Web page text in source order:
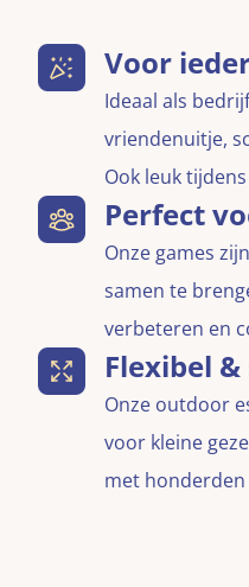
Voor
Ideaal als
vriendenuitje,
Ook leuk
Perfect
Onze games
samen te
verbeteren en
Flexibel
Onze outdoor
voor kleine
met